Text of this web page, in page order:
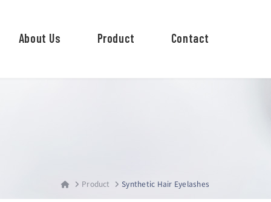
About Us Product Contact
Product Synthetic Hair Eyelashes